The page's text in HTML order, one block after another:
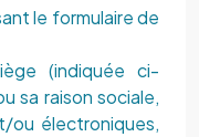
le formulaire de
(indiquée ci-
sa raison sociale,
ou électroniques,